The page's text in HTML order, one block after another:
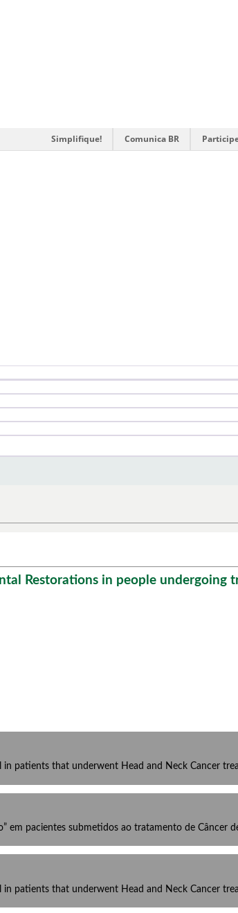
Simplifique! Comunica BR
Restorations in people undergoing
patients that underwent Head and Neck Cancer
em pacientes submetidos ao tratamento de
patients that underwent Head and Neck Cancer